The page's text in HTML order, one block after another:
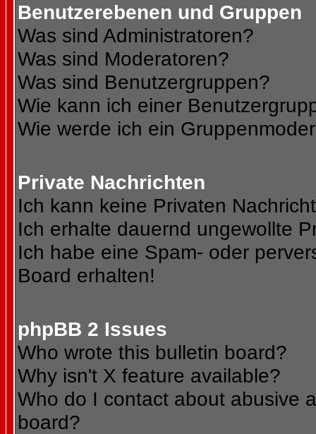
Benutzerebenen und Gruppen
Was sind Administratoren?
Was sind Moderatoren?
Was sind Benutzergruppen?
Wie kann ich einer
Wie werde ich ein
Private Nachrichten
Ich kann keine Privaten
Ich erhalte dauernd ungewollte
Ich habe eine Spam- oder
Board erhalten!
phpBB 2 Issues
Who wrote this bulletin board?
Why isn't X feature available?
Who do I contact about abusive
board?